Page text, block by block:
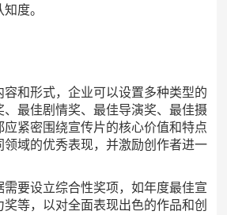
度。
和形式，企业可以设置多种类型的
、最佳剧情奖、最佳导演奖、最佳摄
应紧密围绕宣传片的核心价值和特点
领域的优秀表现，并激励创作者进一
需要设立综合性奖项，如年度最佳宣
等，以对全面表现出色的作品和创